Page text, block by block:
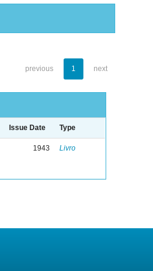
previous 1 next
Issue Date Type
1943 Livro